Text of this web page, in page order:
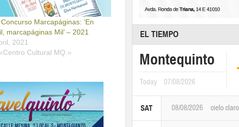
Marcapáginas: ‘En
marcapáginas Mil’ – 2021
2021
Cultural MQ.»
EL TIEMPO
Montequinto
Today 07/08/2026
SAT 08/08/2026 cielo claro